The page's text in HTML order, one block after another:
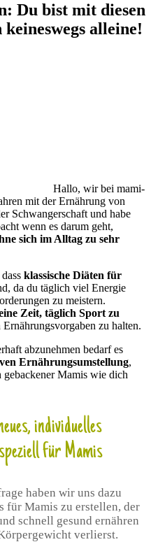
Du bist mit diesen
alleine!
Hallo, wir bei mami-
mit der Ernährung von
Schwangerschaft und habe
wenn es darum geht,
sich im Alltag zu sehr
klassische Diäten für
da du täglich viel Energie
zu meistern.
Zeit, täglich Sport zu
zu halten.
abzunehmen bedarf es
Ernährungsumstellung,
Mamis wie dich
individuelles
für Mamis
haben wir uns dazu
für Mamis zu erstellen, der
schnell gesund ernähren
verlierst.